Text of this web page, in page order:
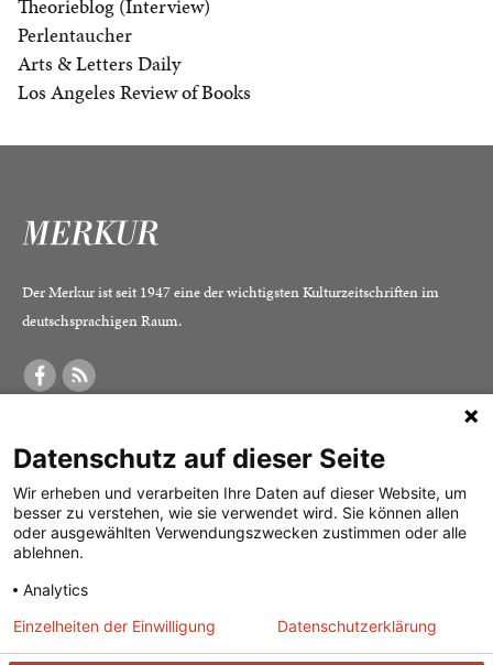
Theorieblog (Interview)
Perlentaucher
Arts & Letters Daily
Los Angeles Review of Books
Der Merkur ist seit 1947 eine der wichtigsten Kulturzeitschriften im
deutschsprachigen Raum.
Was ist der Merkur?
Herausgeber /
Redaktion
Verlag
Alle Abos im Überblick
Print-Abo
Digital-Abo
Abo kündigen
Impressum
Datenschutz
Mediadaten
Datenschutz auf dieser Seite
Wir erheben und verarbeiten Ihre Daten auf dieser Website, um
besser zu verstehen, wie sie verwendet wird. Sie können allen
oder ausgewählten Verwendungszwecken zustimmen oder alle
ablehnen.
Analytics
Einzelheiten der Einwilligung
Datenschutzerklärung